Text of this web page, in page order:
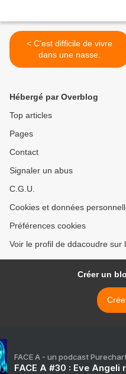
< C'est difficile de vivre
dans une nasse.
Hébergé par Overblog
Top articles
Pages
Contact
Signaler un abus
C.G.U.
Cookies et données
Préférences cookies
Voir le profil de ddacoudre sur
Créer un
FACE A - un podcast
FACE A #30 : Eve